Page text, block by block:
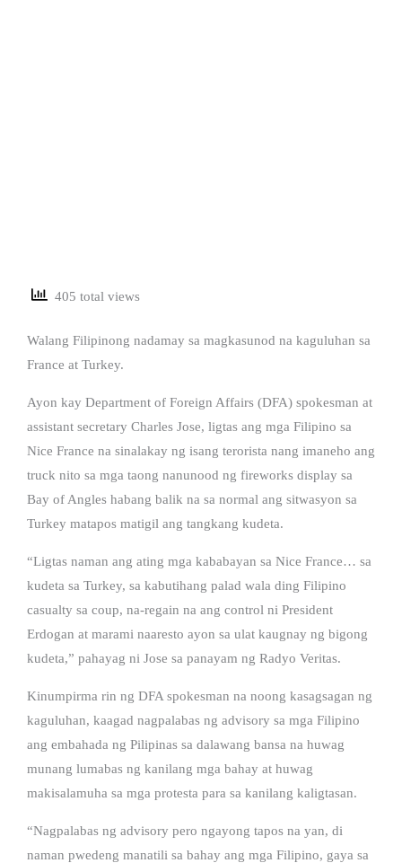
405 total views
Walang Filipinong nadamay sa magkasunod na kaguluhan sa
France at Turkey.
Ayon kay Department of Foreign Affairs (DFA) spokesman at
assistant secretary Charles Jose, ligtas ang mga Filipino sa
Nice France na sinalakay ng isang terorista nang imaneho ang
truck nito sa mga taong nanunood ng fireworks display sa
Bay of Angles habang balik na sa normal ang sitwasyon sa
Turkey matapos matigil ang tangkang kudeta.
“Ligtas naman ang ating mga kababayan sa Nice France… sa
kudeta sa Turkey, sa kabutihang palad wala ding Filipino
casualty sa coup, na-regain na ang control ni President
Erdogan at marami naaresto ayon sa ulat kaugnay ng bigong
kudeta,” pahayag ni Jose sa panayam ng Radyo Veritas.
Kinumpirma rin ng DFA spokesman na noong kasagsagan ng
kaguluhan, kaagad nagpalabas ng advisory sa mga Filipino
ang embahada ng Pilipinas sa dalawang bansa na huwag
munang lumabas ng kanilang mga bahay at huwag
makisalamuha sa mga protesta para sa kanilang kaligtasan.
“Nagpalabas ng advisory pero ngayong tapos na yan, di
naman pwedeng manatili sa bahay ang mga Filipino, gaya sa